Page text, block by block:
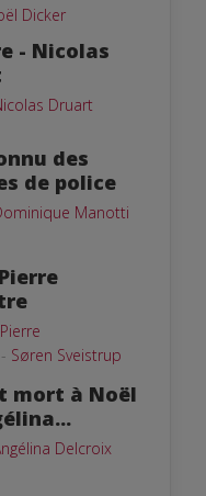
Dicker
- Nicolas
Druart
des
de police
Manotti
Pierre
- Søren Sveistrup
mort à Noël
Delcroix